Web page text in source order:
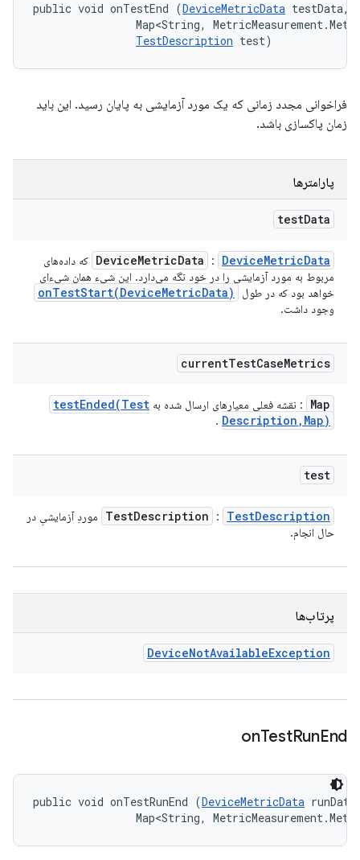
public void onTestEnd (DeviceMetricData testData,
Map<String,
TestDescription test)
فراخوانی مجدد زمانی که یک مورد آزمایشی به پایان رسید. این باید
زمان پاکسازی باشد.
پارامترها
testData
DeviceMetricData : DeviceMetricData
که داده‌های
مربوط به مورد آزمایشی را در خود نگه می‌دارد. این شیء همان شیء‌ای
خواهد بود که در طول
onTestStart(DeviceMetricData)
وجود داشت.
currentTestCaseMetrics
Map : نقشه فعلی معیارهای ارسال شده به testEnded(Test
Description , Map)
.
test
TestDescription : TestDescription
موردِ آزمایشیِ در
حال انجام.
پرتاب‌ها
DeviceNotAvailableException
onTestRunEnd
public void onTestRunEnd (DeviceMetricData
Map<String,